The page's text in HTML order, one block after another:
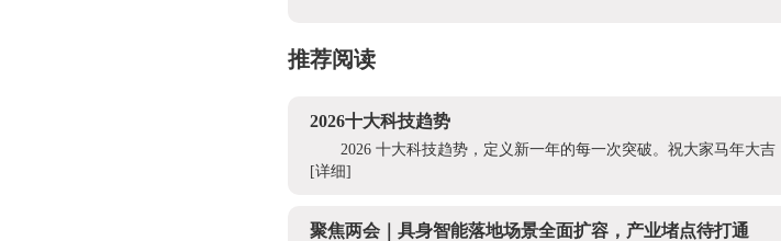
推荐阅读
2026十大科技趋势
2026 十大科技趋势，定义新一年的每一次突破。祝大家马年大
[详细]
聚焦两会｜具身智能落地场景全面扩容，产业堵点待打通